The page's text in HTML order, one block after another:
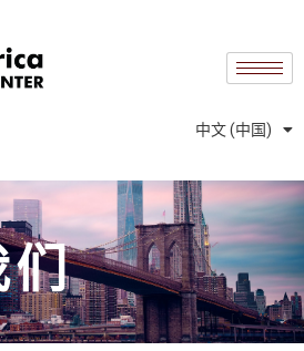
中文 (中国)
English
Português
们